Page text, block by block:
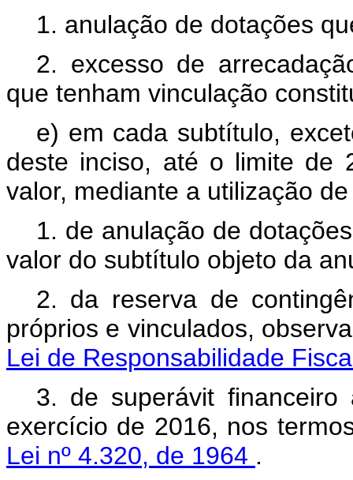
1. anulação de dotações
2. excesso de
que tenham vinculação
e) em cada subtítulo,
deste inciso, até o limite de
valor, mediante a utilização
1. de anulação de
valor do subtítulo objeto da
2. da reserva de
próprios e vinculados,
Lei de Responsabilidade
3. de superávit financeiro
exercício de 2016, nos
Lei nº 4.320, de 1964 .